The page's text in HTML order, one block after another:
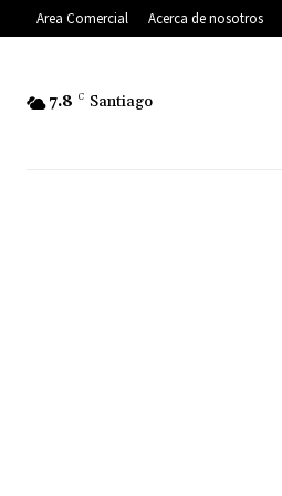
Area Comercial Acerca de nosotros
7.8 C Santiago